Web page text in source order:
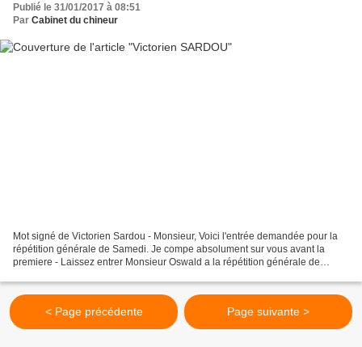
Publié le 31/01/2017 à 08:51
Par Cabinet du chineur
Mot signé de Victorien Sardou - Monsieur, Voici l'entrée demandée pour la
répétition générale de Samedi. Je compe absolument sur vous avant la
premiere - Laissez entrer Monsieur Oswald a la répétition générale de
< Page précédente Page suivante >